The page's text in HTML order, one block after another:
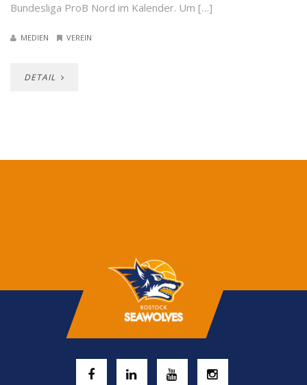
Bundesliga ProB Nord im Kalender. Um […]
MEDIEN VEREIN
DETAIL